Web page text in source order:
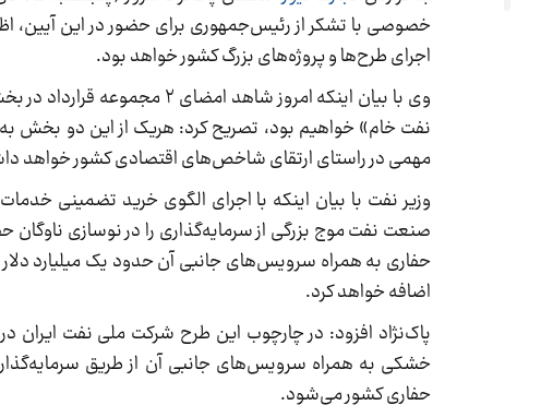
خصوصی با تشکر از رئیس‌جمهوری برای حضور در این آیین،
اجرای طرح‌ها و پروژه‌های بزرگ کشور خواهد بود.
وی با بیان اینکه امروز
نفت خام» خواهیم بود، تصریح کرد: هریک از این دو بخش
مهمی در راستای ارتقای شاخص‌های اقتصادی کشور خواهد
وزیر نفت با بیان اینکه با اجرای الگوی خرید تضمینی
صنعت نفت موج بزرگی از سرمایه‌گذاری را در نوسازی
اضافه خواهد کرد.
خشکی به همراه سرویس‌های جانبی آن از طریق
حفاری کشور می‌شود.